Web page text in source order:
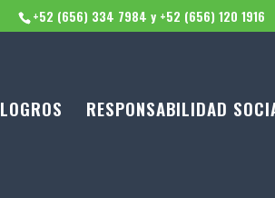
+52 (656) 334 7984 y +52 (656) 120 1916
LOGROS RESPONSABILIDAD